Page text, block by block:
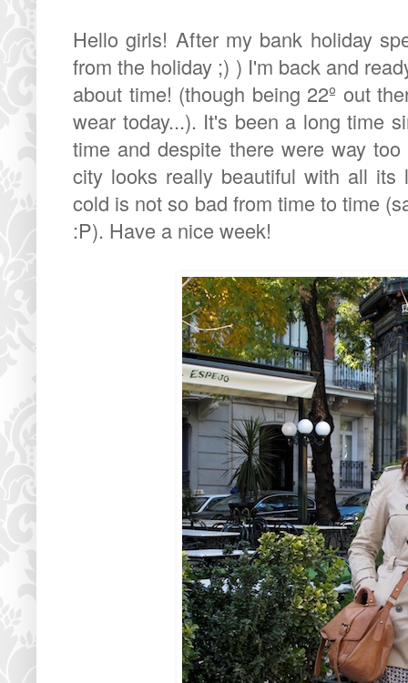
Hello girls! After my bank holiday
from the holiday ;) ) I'm back and
about time! (though being 22º out
wear today...). It's been a long time
time and despite there were way
city looks really beautiful with all its
cold is not so bad from time to time
:P). Have a nice week!